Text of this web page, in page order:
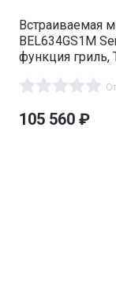
Встраиваемая
BEL634GS1M
функция гриль,
105 560 ₽